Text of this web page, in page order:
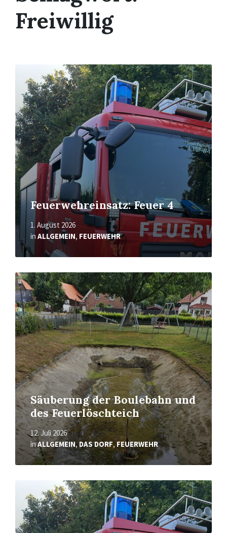
Freiwillig
Feuerwehreinsatz: Feuer 4
1. August 2026
in ALLGEMEIN, FEUERWEHR
More
Säuberung der Boulebahn und
des Feuerlöschteich
12. Juli 2026
inALLGEMEIN,DAS DORF, FEUERWEHR
Read
More
More